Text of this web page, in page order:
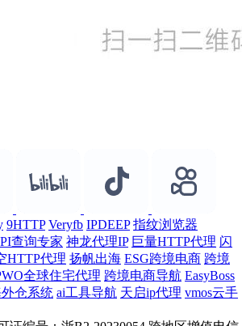
9HTTP Veryfb IPDEEP 指纹浏览器
查询专家 神龙代理IP 巨量HTTP代理 闪
HTTP代理 扬帆出海 ESG跨境电商 跨境
全球住宅代理 跨境电商导航 EasyBoss
仓系统 ai工具导航 天启ip代理 vmos云手